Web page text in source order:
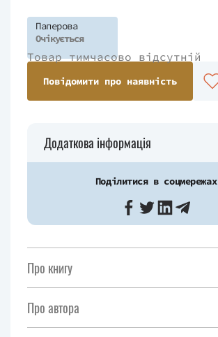
Паперова
Очікується
Товар тимчасово відсутній
Повідомити про наявність
Додаткова інформація
Поділитися в соцмережах
Про книгу
Про автора